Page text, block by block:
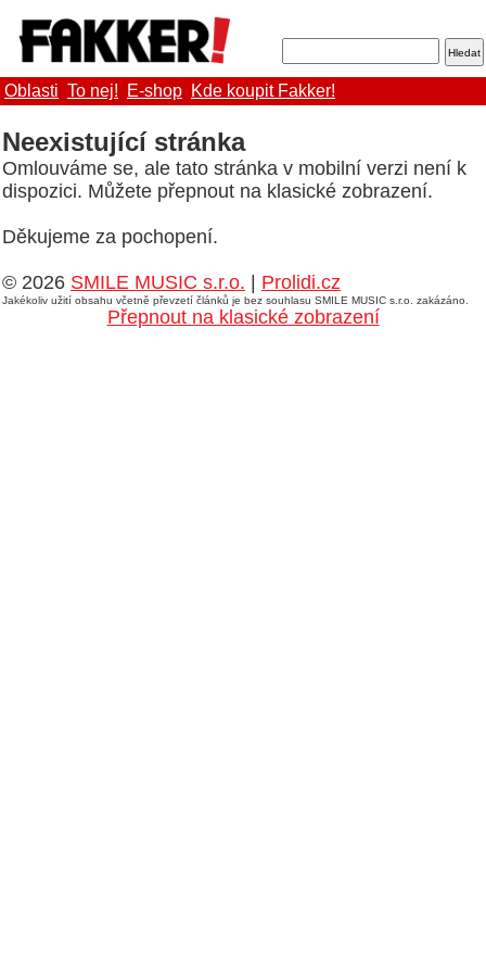
Oblasti To nej! E-shop Kde koupit Fakker!
Neexistující stránka
Omlouváme se, ale tato stránka v mobilní verzi není k
dispozici. Můžete přepnout na klasické zobrazení.
Děkujeme za pochopení.
© 2026 SMILE MUSIC s.r.o. Prolidi.cz
Jakékoliv užití obsahu včetně převzetí článků je bez souhlasu SMILE MUSIC s.r.o. zakázáno.
Přepnout na klasické zobrazení